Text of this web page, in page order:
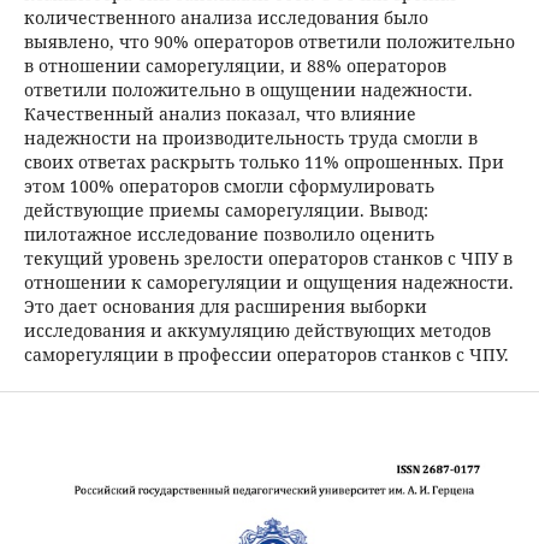
количественного анализа исследования было
выявлено, что 90% операторов ответили положительно
в отношении саморегуляции, и 88% операторов
ответили положительно в ощущении надежности.
Качественный анализ показал, что влияние
надежности на производительность труда смогли в
своих ответах раскрыть только 11% опрошенных. При
этом 100% операторов смогли сформулировать
действующие приемы саморегуляции. Вывод:
пилотажное исследование позволило оценить
текущий уровень зрелости операторов станков с ЧПУ в
отношении к саморегуляции и ощущения надежности.
Это дает основания для расширения выборки
исследования и аккумуляцию действующих методов
саморегуляции в профессии операторов станков с ЧПУ.